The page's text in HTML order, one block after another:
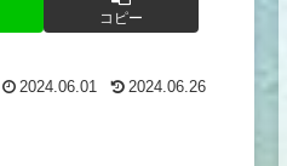
コピー
2024.06.01 2024.06.26